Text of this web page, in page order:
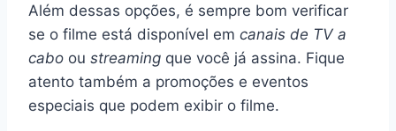
Além dessas opções, é sempre bom verificar
se o filme está disponível em canais de TV a
cabo ou streaming que você já assina. Fique
atento também a promoções e eventos
especiais que podem exibir o filme.